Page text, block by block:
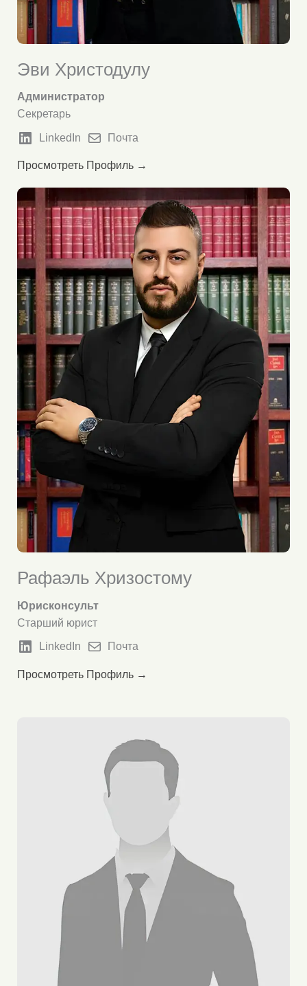
Эви Христодулу
Администратор
Секретарь
LinkedIn Почта
Просмотреть Профиль →
Рафаэль Хризостому
Юрисконсульт
Старший юрист
LinkedIn Почта
Просмотреть Профиль →